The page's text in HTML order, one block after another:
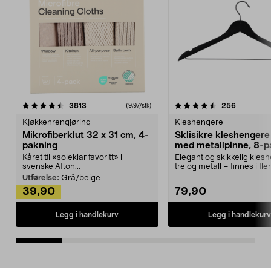
3813 anmeldelser(9,97/stk)
Kjøkkenrengjøring
Mikrofiberklut 32 x 31 cm, 4-
pakning
Kåret til «soleklar favoritt» i
svenske Afton...
Utførelse: Grå/beige
39,90
Legg i handlekurv
4.5av 5 stjerner 256
Kleshengere
Sklisikre
med metallpinne, 8-
Elegant og skikkelig
tre og metall – finnes i
79,90
Legg i handlekurv
4.5av 5 stjerner